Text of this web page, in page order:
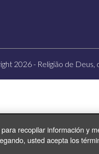
2026 - Religião de
recopilar información y
usted acepta los